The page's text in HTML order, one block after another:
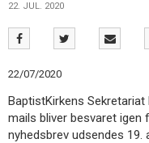
tilbage
forsiden
2.0:
Nyheder
3.0:
Kalender
4.0:
Inspiration
5.0:
Værktøjskassen
22. JUL. 2020
22/07/2020
BaptistKirkens
mails bliver besvaret
nyhedsbrev udsendes 19.